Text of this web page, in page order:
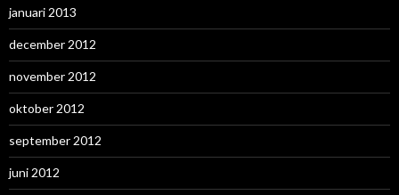
januari 2013
december 2012
november 2012
oktober 2012
september 2012
juni 2012